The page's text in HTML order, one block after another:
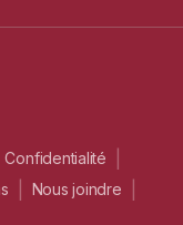
Confidentialité
Nous joindre